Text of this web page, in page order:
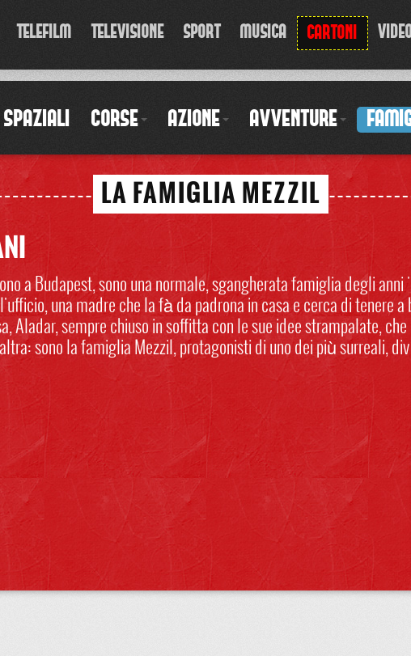
TELEFILM TELEVISIONE SPORT MUSICA CARTONI
SPAZIALI CORSE AZIONE AVVENTURE
LA FAMIGLIA MEZZIL
a Budapest, sono una normale, sgangherata famiglia degli
una madre che la fà da padrona in casa e cerca di tenere
Aladar, sempre chiuso in soffitta con le sue idee strampalate,
sono la famiglia Mezzil, protagonisti di uno dei più surreali,